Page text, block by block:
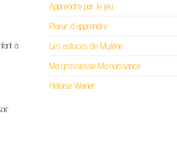
à
Apprendre par le jeu
Plaisir d'apprendre
Les astuces de Mylène
Ma grossesse Ma naissance
Héloïse Weiner